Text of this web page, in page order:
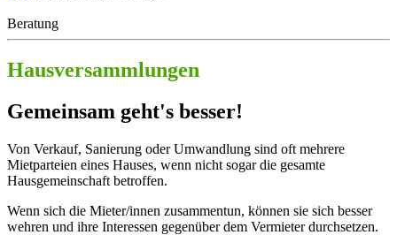
Beratung
Hausversammlungen
Gemeinsam geht's besser!
Von Verkauf, Sanierung oder Umwandlung sind oft mehrere
Mietparteien eines Hauses, wenn nicht sogar die gesamte
Hausgemeinschaft betroffen.
Wenn sich die Mieter/innen zusammentun, können sie sich besser
wehren und ihre Interessen gegenüber dem Vermieter durchsetzen.